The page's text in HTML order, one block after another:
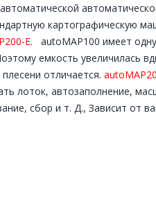
картографическую
E. autoMAP100 имеет
емкость увеличилась
плесени отличается.
лоток, автозаполнение,
сбор и т. Д., Зависит от